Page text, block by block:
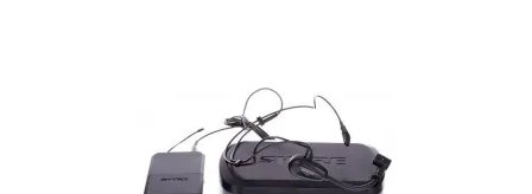
1 récepteur de poche